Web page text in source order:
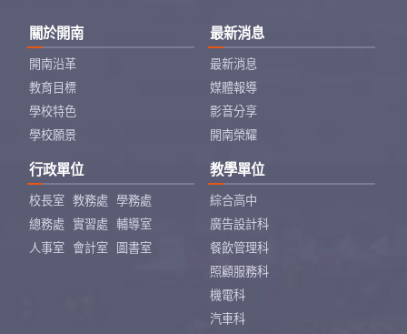
關於開南
開南沿革
教育目標
學校特色
學校願景
最新消息
最新消息
媒體報導
影音分享
開南榮耀
行政單位
校長室 教務處
學務處
總務處
實習處
輔導室
人事室
會計室 圖書室
教學單位
綜合高中
廣告設計科
餐飲管理科
照顧服務科
機電科
汽車科